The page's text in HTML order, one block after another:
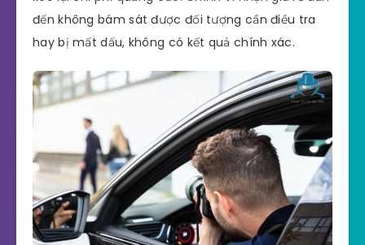
đến không bám sát được đối tượng cần điều tra
hay bị mất dấu, không có kết quả chính xác.